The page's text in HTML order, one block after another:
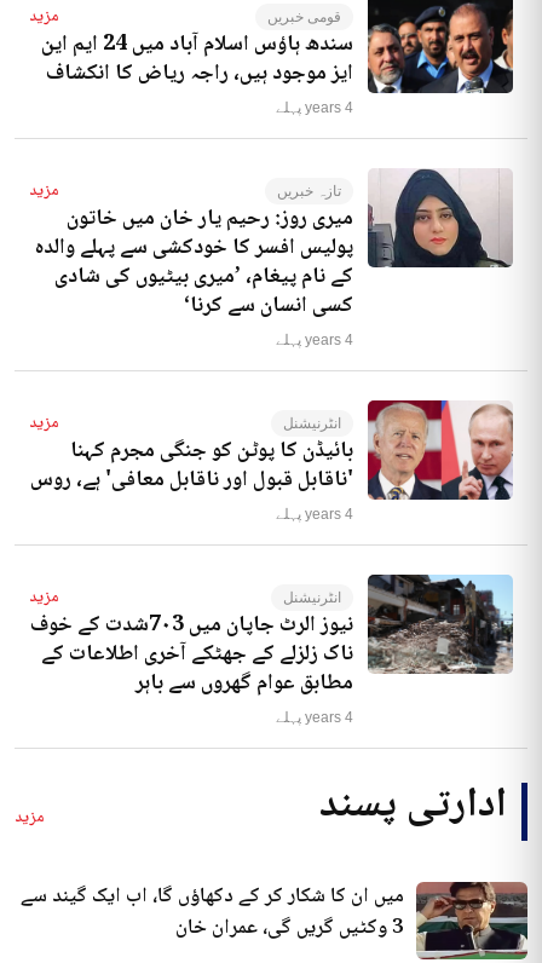
قومی خبریں مزید
سندھ ہاؤس اسلام آباد میں 24 ایم این
ایز موجود ہیں، راجہ ریاض کا انکشاف
4 years پہلے
تازہ خبریں مزید
میری روز: رحیم یار خان میں خاتون
پولیس افسر کا خودکشی سے پہلے والدہ
کے نام پیغام، ’میری بیٹیوں کی شادی
کسی انسان سے کرنا‘
4 years پہلے
انٹرنیشنل مزید
بائیڈن کا پوٹن کو جنگی مجرم کہنا
'ناقابل قبول اور ناقابل معافی' ہے، روس
4 years پہلے
انٹرنیشنل مزید
نیوز الرٹ جاپان میں 7۰3شدت کے خوف
ناک زلزلے کے جھٹکے آخری اطلاعات کے
مطابق عوام گھروں سے باہر
4 years پہلے
ادارتی پسند مزید
میں ان کا شکار کر کے دکھاؤں گا، اب ایک گیند سے
3 وکٹیں گریں گی، عمران خان